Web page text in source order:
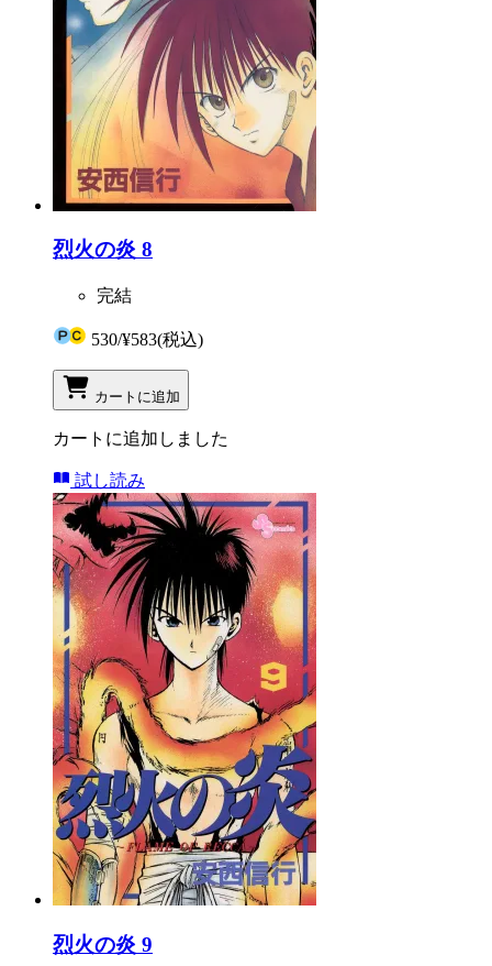
烈火の炎 8
完結
530/¥583(税込)
カートに追加
カートに追加しました
試し読み
烈火の炎 9